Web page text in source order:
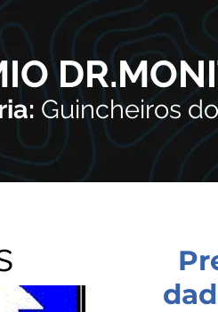
Guincheiros